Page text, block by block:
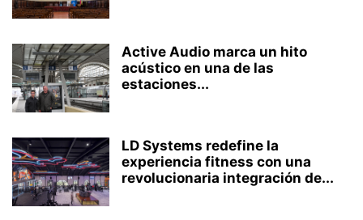
Active Audio marca un hito
acústico en una de las
estaciones...
LD Systems redefine la
experiencia fitness con una
revolucionaria integración de...